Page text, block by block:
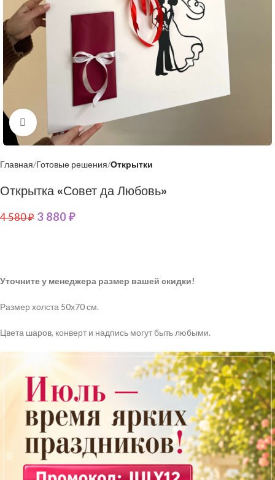
Нажмите, чтобы увеличить
Главная Готовые решения Открытки
Открытка «Совет да Любовь»
4 580₽ 3 880₽
Уточните у менеджера размер вашей скидки!
Размер холста 50х70 см.
Цвета шаров, конверт и надпись могут быть любыми.